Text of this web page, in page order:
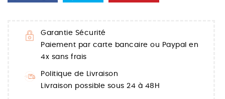
Garantie Sécurité
Paiement par carte bancaire ou Paypal en
4x sans frais
Politique de Livraison
Livraison possible sous 24 à 48H